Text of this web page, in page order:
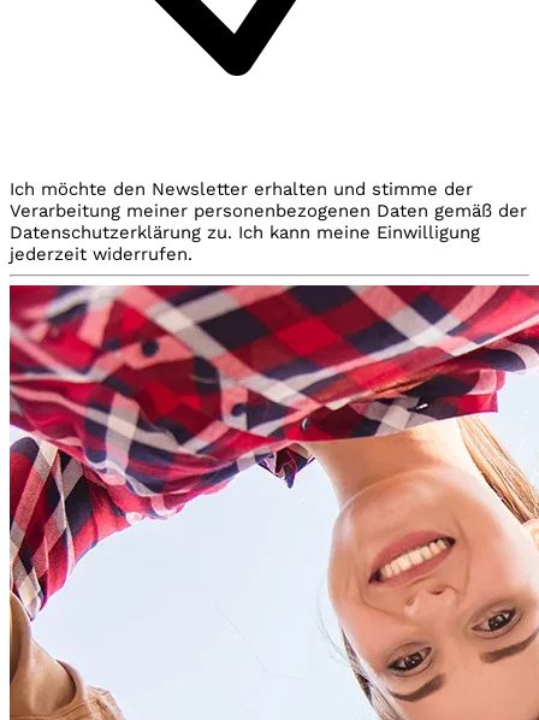
Ich möchte den Newsletter erhalten und stimme der
Verarbeitung meiner personenbezogenen Daten gemäß der
Datenschutzerklärung zu. Ich kann meine Einwilligung
jederzeit widerrufen.